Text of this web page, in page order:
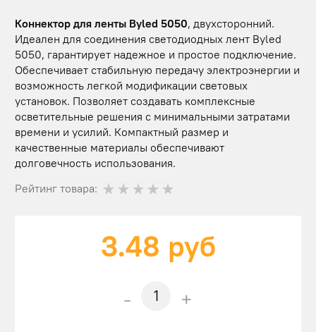
Коннектор для ленты Byled 5050, двуxсторонний.
Идеален для соединения светодиодных лент Byled
5050, гарантирует надежное и простое подключение.
Обеспечивает стабильную передачу электроэнергии и
возможность легкой модификации световых
установок. Позволяет создавать комплексные
осветительные решения с минимальными затратами
времени и усилий. Компактный размер и
качественные материалы обеспечивают
долговечность использования.
Рейтинг товара:
3.48 руб
- +